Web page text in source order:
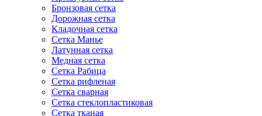
Бронзовая сетка
Дорожная сетка
Кладочная сетка
Сетка Манье
Латунная сетка
Медная сетка
Сетка Рабица
Сетка рифленая
Сетка сварная
Сетка стеклопластиковая
Сетка тканая